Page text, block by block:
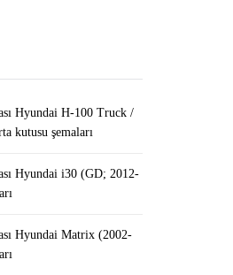
2013) – sigorta
İş Fikri
Hyundai H-100 Truck /
kutusu şemaları
Hyundai i30 (GD; 2012-
Hyundai Matrix (2002-